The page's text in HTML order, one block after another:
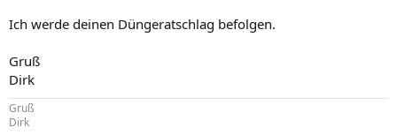
Ich werde deinen Düngeratschlag befolgen.
Gruß
Dirk
Gruß
Dirk